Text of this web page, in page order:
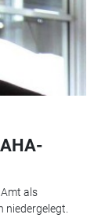
als
niedergelegt.